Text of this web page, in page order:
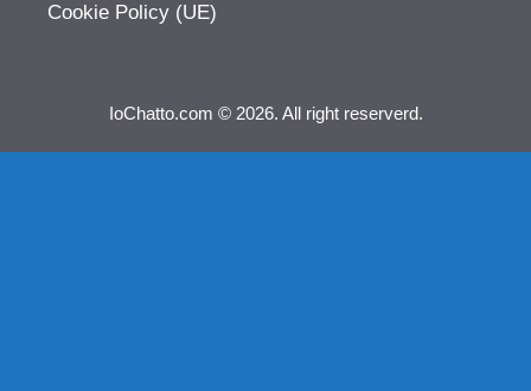
Cookie Policy (UE)
IoChatto.com © 2026. All right reserverd.